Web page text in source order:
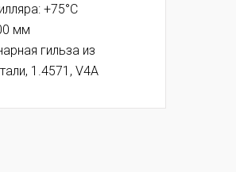
+75°C
мм
гильза из
1.4571, V4A